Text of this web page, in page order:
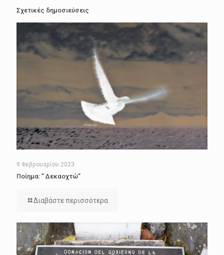
Σχετικές δημοσιεύσεις
9 Φεβρουαρίου 2023
Ποίημα: ” Δεκαοχτώ”
Διαβάστε περισσότερα